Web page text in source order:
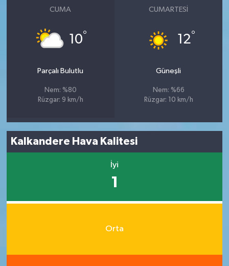
CUMA
10°
Parçalı Bulutlu
Nem: %80
Rüzgar: 9 km/h
CUMARTESI
12°
Güneşli
Nem: %66
Rüzgar: 10 km/h
Kalkandere Hava Kalitesi
İyi
1
Orta